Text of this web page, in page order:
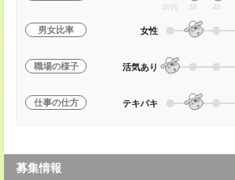
20代 30 40
男女比率 女性
職場の様子 活気あり
仕事の仕方 テキパキ
募集情報